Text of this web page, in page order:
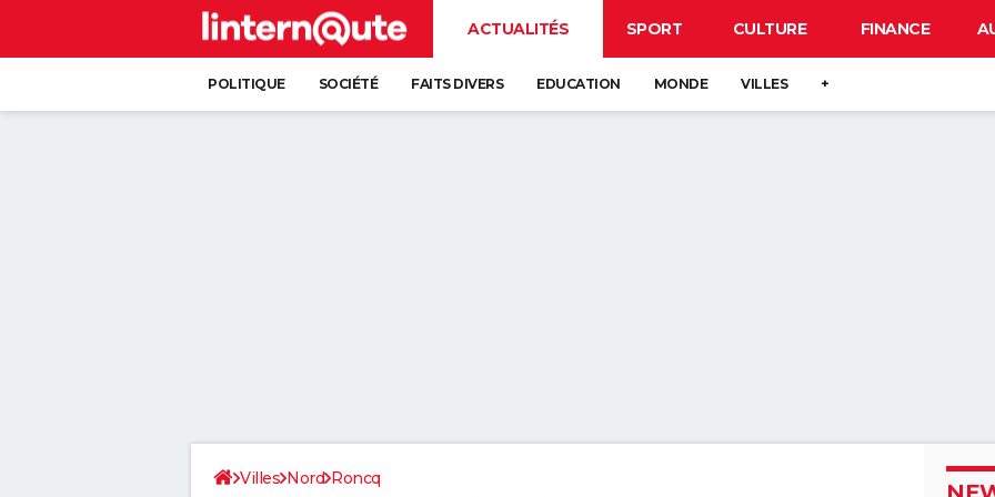
ACTUALITÉS SPORT CULTURE FINANCE
POLITIQUE SOCIÉTÉ FAITS DIVERS EDUCATION MONDE VILLES +
Villes Nord Roncq